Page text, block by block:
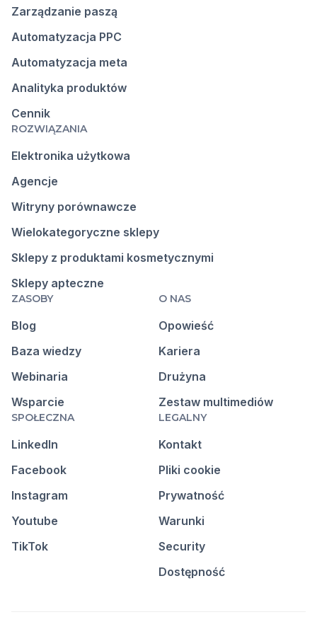
Zarządzanie paszą
Automatyzacja PPC
Automatyzacja meta
Analityka produktów
Cennik
ROZWIĄZANIA
Elektronika użytkowa
Agencje
Witryny porównawcze
Wielokategoryczne sklepy
Sklepy z produktami kosmetycznymi
Sklepy apteczne
ZASOBY
Blog
Baza wiedzy
Webinaria
Wsparcie
O NAS
Opowieść
Kariera
Drużyna
Zestaw multimediów
SPOŁECZNA
LinkedIn
Facebook
Instagram
Youtube
TikTok
LEGALNY
Kontakt
Pliki cookie
Prywatność
Warunki
Security
Dostępność